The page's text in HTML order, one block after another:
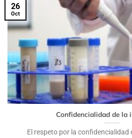
Confidencialidad de la
El respeto por la confidencialidad
26
Oct